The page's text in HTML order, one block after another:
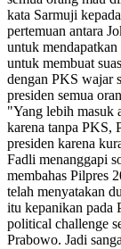
kata Sarmuji
pertemuan antara
untuk
untuk membuat
dengan PKS wajar
presiden semua
"Yang lebih masuk
karena tanpa PKS,
presiden karena
Fadli menanggapi
membahas Pilpres
telah menyatakan
itu kepanikan pada
political challenge
Prabowo. Jadi